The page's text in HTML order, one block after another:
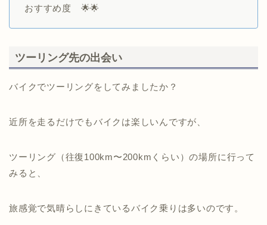
おすすめ度 🌟🌟
ツーリング先の出会い
バイクでツーリングをしてみましたか？
近所を走るだけでもバイクは楽しいんですが、
ツーリング（往復100km〜200kmくらい）の場所に行って
みると、
旅感覚で気晴らしにきているバイク乗りは多いのです。